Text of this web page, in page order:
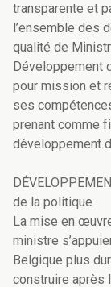
transparente et
l’ensemble des
qualité de
Développement
pour mission et
ses
prenant comme
développement
de la politique
La mise en
ministre
Belgique plus
construire après